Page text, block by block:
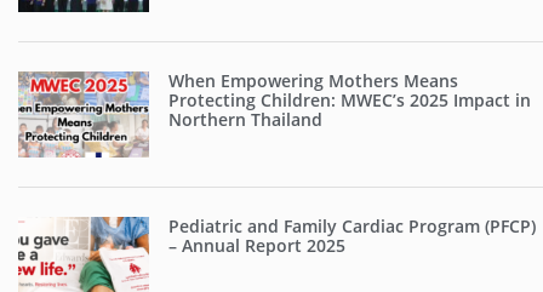
When Empowering Mothers Means
Protecting Children: MWEC’s 2025 Impact in
Northern Thailand
Pediatric and Family Cardiac Program (PFCP)
– Annual Report 2025